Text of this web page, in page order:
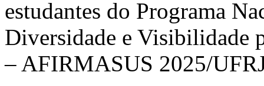
estudantes do Programa
Diversidade e Visibilidade
– AFIRMASUS 2025/